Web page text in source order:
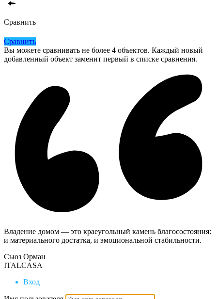
Сравнить
Сравнить
Вы можете сравнивать не более 4 объектов. Каждый новый
добавленный объект заменит первый в списке сравнения.
Владение домом — это краеугольный камень благосостояния:
и материального достатка, и эмоциональной стабильности.
Сьюз Орман
ITALCASA
Вход